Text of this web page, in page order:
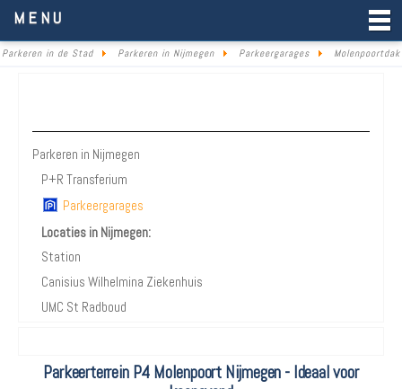
MENU
Parkeren in de Stad Parkeren in Nijmegen Parkeergarages Molenpoortdak
Parkeren in Nijmegen
P+R Transferium
Parkeergarages
Locaties in Nijmegen:
Station
Canisius Wilhelmina Ziekenhuis
UMC St Radboud
Parkeerterrein P4 Molenpoort Nijmegen - Ideaal voor